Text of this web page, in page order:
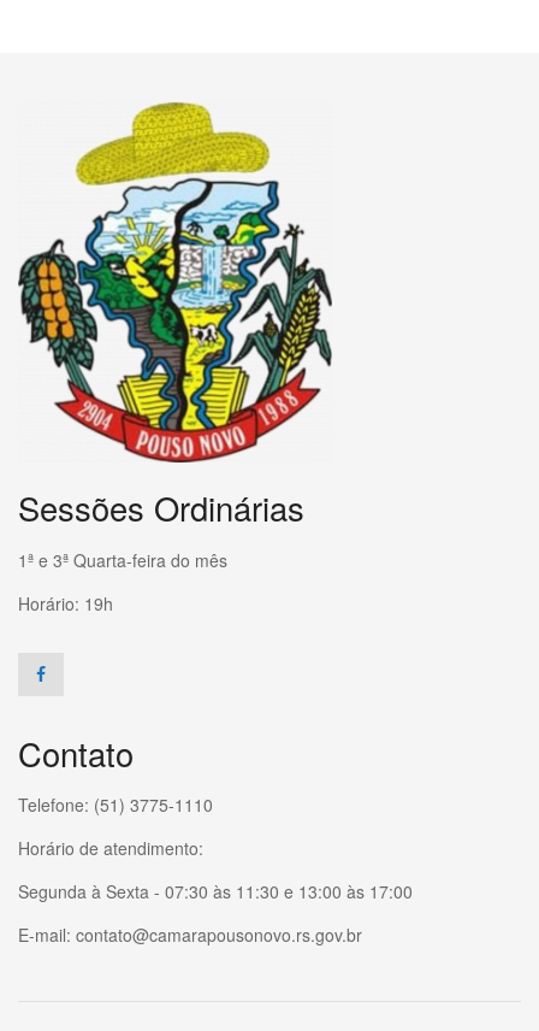
Sessões Ordinárias
1ª e 3ª Quarta-feira do mês
Horário: 19h
Contato
Telefone: (51) 3775-1110
Horário de atendimento:
Segunda à Sexta - 07:30 às 11:30 e 13:00 às 17:00
E-mail: contato@camarapousonovo.rs.gov.br